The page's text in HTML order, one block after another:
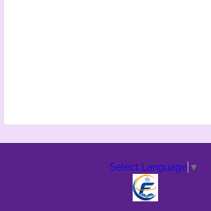
Select Language ▼